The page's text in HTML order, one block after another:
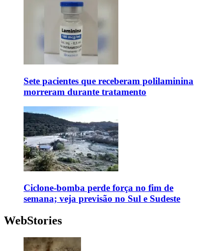
Sete pacientes que receberam polilaminina
morreram durante tratamento
Ciclone-bomba perde força no fim de
semana; veja previsão no Sul e Sudeste
WebStories